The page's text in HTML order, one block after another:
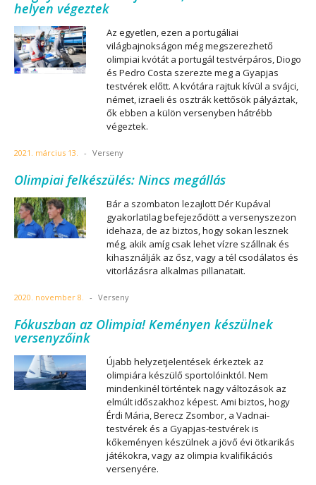
helyen végeztek
Az egyetlen, ezen a portugáliai
világbajnokságon még megszerezhető
olimpiai kvótát a portugál testvérpáros, Diogo
és Pedro Costa szerezte meg a Gyapjas
testvérek előtt. A kvótára rajtuk kívül a svájci,
német, izraeli és osztrák kettősök pályáztak,
ők ebben a külön versenyben hátrébb
végeztek.
2021. március 13. - Verseny
Olimpiai felkészülés: Nincs megállás
Bár a szombaton lezajlott Dér Kupával
gyakorlatilag befejeződött a versenyszezon
idehaza, de az biztos, hogy sokan lesznek
még, akik amíg csak lehet vízre szállnak és
kihasználják az ősz, vagy a tél csodálatos és
vitorlázásra alkalmas pillanatait.
2020. november 8. - Verseny
Fókuszban az Olimpia! Keményen készülnek
versenyzőink
Újabb helyzetjelentések érkeztek az
olimpiára készülő sportolóinktól. Nem
mindenkinél történtek nagy változások az
elmúlt időszakhoz képest. Ami biztos, hogy
Érdi Mária, Berecz Zsombor, a Vadnai-
testvérek és a Gyapjas-testvérek is
kőkeményen készülnek a jövő évi ötkarikás
játékokra, vagy az olimpia kvalifikációs
versenyére.